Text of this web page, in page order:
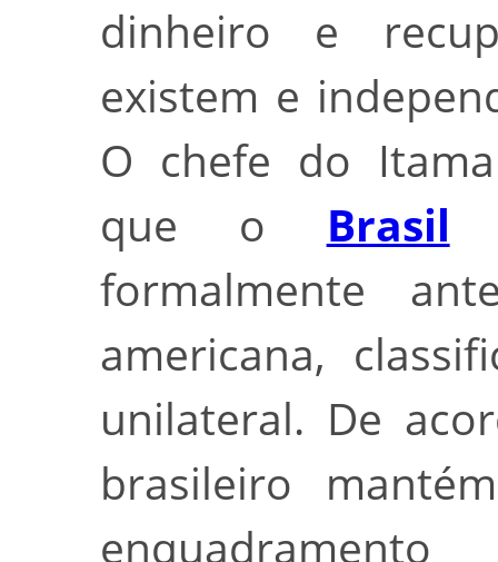
dinheiro e
existem e
O chefe do
que o Brasil
formalmente
americana,
unilateral. De
brasileiro